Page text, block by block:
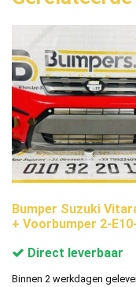
Bumper Suzuki
+ Voorbumper 2-
Direct leverbaar
Binnen 2 werkdagen